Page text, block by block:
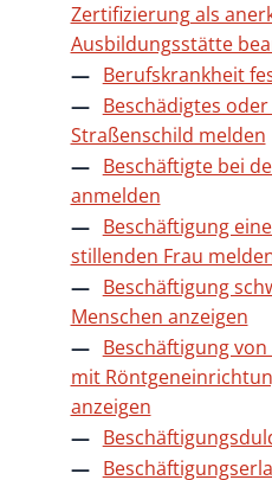
Zertifizierung als
Ausbildungsstätte
Berufskrankheit
Beschädigtes
Straßenschild melden
Beschäftigte bei
anmelden
Beschäftigung
stillenden Frau
Beschäftigung
Menschen anzeigen
Beschäftigung
mit
anzeigen